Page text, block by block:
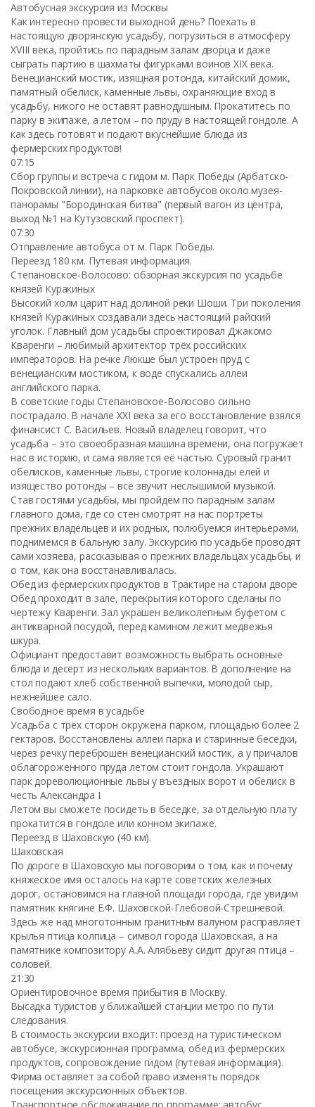
Автобусная экскурсия из Москвы
Как интересно провести выходной день? Поехать в
настоящую дворянскую усадьбу, погрузиться в атмосферу
ХVIII века, пройтись по парадным залам дворца и даже
сыграть партию в шахматы фигурками воинов XIX века.
Венецианский мостик, изящная ротонда, китайский домик,
памятный обелиск, каменные львы, охраняющие вход в
усадьбу, никого не оставят равнодушным. Прокатитесь по
парку в экипаже, а летом – по пруду в настоящей гондоле. А
как здесь готовят и подают вкуснейшие блюда из
фермерских продуктов!
07:15
Сбор группы и встреча с гидом м. Парк Победы (Арбатско-
Покровской линии), на парковке автобусов около музея-
панорамы "Бородинская битва" (первый вагон из центра,
выход №1 на Кутузовский проспект).
07:30
Отправление автобуса от м. Парк Победы.
Переезд 180 км. Путевая информация.
Степановское-Волосово: обзорная экскурсия по усадьбе
князей Куракиных
Высокий холм царит над долиной реки Шоши. Три поколения
князей Куракиных создавали здесь настоящий райский
уголок. Главный дом усадьбы спроектировал Джакомо
Кваренги – любимый архитектор трёх российских
императоров. На речке Люкше был устроен пруд с
венецианским мостиком, к воде спускались аллеи
английского парка.
В советские годы Степановское-Волосово сильно
пострадало. В начале XXI века за его восстановление взялся
финансист С. Васильев. Новый владелец говорит, что
усадьба – это своеобразная машина времени, она погружает
нас в историю, и сама является её частью. Суровый гранит
обелисков, каменные львы, строгие колоннады елей и
изящество ротонды – всё звучит неслышимой музыкой.
Став гостями усадьбы, мы пройдём по парадным залам
главного дома, где со стен смотрят на нас портреты
прежних владельцев и их родных, полюбуемся интерьерами,
поднимемся в бальную залу. Экскурсию по усадьбе проводят
сами хозяева, рассказывая о прежних владельцах усадьбы, и
о том, как она восстанавливалась.
Обед из фермерских продуктов в Трактире на старом дворе
Обед проходит в зале, перекрытия которого сделаны по
чертежу Кваренги. Зал украшен великолепным буфетом с
антикварной посудой, перед камином лежит медвежья
шкура.
Официант предоставит возможность выбрать основные
блюда и десерт из нескольких вариантов. В дополнение на
стол подают хлеб собственной выпечки, молодой сыр,
нежнейшее сало.
Свободное время в усадьбе
Усадьба с трёх сторон окружена парком, площадью более 2
гектаров. Восстановлены аллеи парка и старинные беседки,
через речку переброшен венецианский мостик, а у причалов
облагороженного пруда летом стоит гондола. Украшают
парк дореволюционные львы у въездных ворот и обелиск в
честь Александра I.
Летом вы сможете посидеть в беседке, за отдельную плату
прокатится в гондоле или конном экипаже.
Переезд в Шаховскую (40 км).
Шаховская
По дороге в Шаховскую мы поговорим о том, как и почему
княжеское имя осталось на карте советских железных
дорог, остановимся на главной площади города, где увидим
памятник княгине Е.Ф. Шаховской-Глебовой-Стрешневой.
Здесь же над многотонным гранитным валуном расправляет
крылья птица колпица – символ города Шаховская, а на
памятнике композитору А.А. Алябьеву сидит другая птица –
соловей.
21:30
Ориентировочное время прибытия в Москву.
Высадка туристов у ближайшей станции метро по пути
следования.
В стоимость экскурсии входит: проезд на туристическом
автобусе, экскурсионная программа, обед из фермерских
продуктов, сопровождение гидом (путевая информация).
Фирма оставляет за собой право изменять порядок
посещения экскурсионных объектов.